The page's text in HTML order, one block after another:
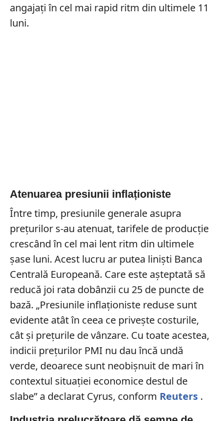
angajați în cel mai rapid ritm din ultimele 11
luni.
Atenuarea presiunii inflaționiste
Între timp, presiunile generale asupra
prețurilor s-au atenuat, tarifele de producție
crescând în cel mai lent ritm din ultimele
șase luni. Acest lucru ar putea liniști Banca
Centrală Europeană. Care este așteptată să
reducă joi rata dobânzii cu 25 de puncte de
bază. „Presiunile inflaționiste reduse sunt
evidente atât în ceea ce privește costurile,
cât și prețurile de vânzare. Cu toate acestea,
indicii prețurilor PMI nu dau încă undă
verde, deoarece sunt neobișnuit de mari în
contextul situației economice destul de
slabe” a declarat Cyrus, conform Reuters.